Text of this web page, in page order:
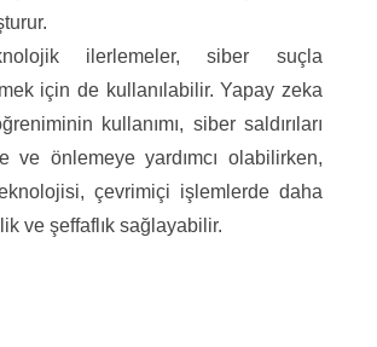
ilerlemeler, siber suçla
için de kullanılabilir. Yapay zeka
kullanımı, siber saldırıları
ve önlemeye yardımcı olabilirken,
çevrimiçi işlemlerde daha
ve şeffaflık sağlayabilir.